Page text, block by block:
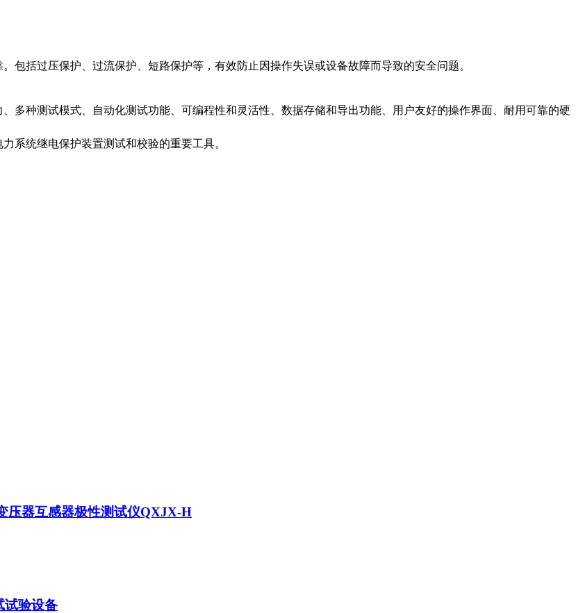
包括过压保护、过流保护、短路保护等，有效防止因操作失误或设备故障而导致的安全问题。
多种测试模式、自动化测试功能、可编程性和灵活性、数据存储和导出功能、用户友好的操作界面、耐用可靠的硬
系统继电保护装置测试和校验的重要工具。
压器互感器极性测试仪QXJX-H
试验设备